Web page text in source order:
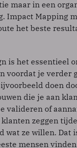
maar in een
Impact Mapping
het beste
is het essentieel
voordat je verder
doen
die je aan
valideren of
zeggen
ze willen. Dat
mensen